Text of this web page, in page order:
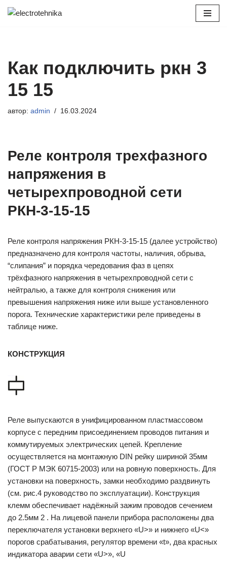
Как подключить ркн 3
15 15
автор: admin 16.03.2024
Реле контроля трехфазного
напряжения в
четырехпроводной сети
РКН-3-15-15
Реле контроля напряжения РКН-3-15-15 (далее устройство)
предназначено для контроля частоты, наличия, обрыва,
“слипания” и порядка чередования фаз в цепях
трёхфазного напряжения в четырехпроводной сети с
нейтралью, а также для контроля снижения или
превышения напряжения ниже или выше установленного
порога. Технические характеристики реле приведены в
таблице ниже.
КОНСТРУКЦИЯ
Реле выпускаются в унифицированном пластмассовом
корпусе с передним присоединением проводов питания и
коммутируемых электрических цепей. Крепление
осуществляется на монтажную DIN рейку шириной 35мм
(ГОСТ Р МЭК 60715-2003) или на ровную поверхность. Для
установки на поверхность, замки необходимо раздвинуть
(см. рис.4 руководство по эксплуатации). Конструкция
клемм обеспечивает надёжный зажим проводов сечением
до 2.5мм 2 . На лицевой панели прибора расположены два
переключателя установки верхнего «U>» и нижнего «U<»
порогов срабатывания, регулятор времени «t», два красных
индикатора аварии сети «U>», «U